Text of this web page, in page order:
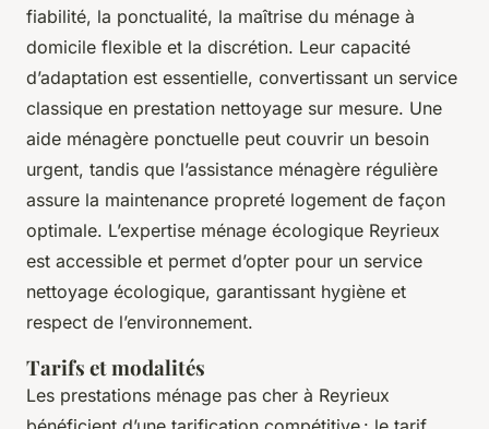
fiabilité, la ponctualité, la maîtrise du ménage à
domicile flexible et la discrétion. Leur capacité
d’adaptation est essentielle, convertissant un service
classique en prestation nettoyage sur mesure. Une
aide ménagère ponctuelle peut couvrir un besoin
urgent, tandis que l’assistance ménagère régulière
assure la maintenance propreté logement de façon
optimale. L’expertise ménage écologique Reyrieux
est accessible et permet d’opter pour un service
nettoyage écologique, garantissant hygiène et
respect de l’environnement.
Tarifs et modalités
Les prestations ménage pas cher à Reyrieux